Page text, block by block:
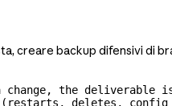
creare backup difensivi di
the deliverable
(restarts, deletes,